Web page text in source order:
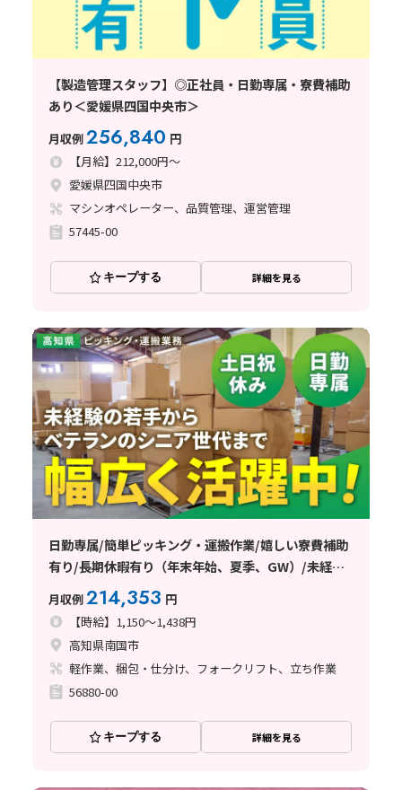
【製造管理スタッフ】◎正社員・日勤専属・寮費補助
あり＜愛媛県四国中央市＞
月収例256,840 円
【月給】212,000円～
愛媛県四国中央市
マシンオペレーター、品質管理、運営管理
57445-00
キープする 詳細を見る
日勤専属/簡単ピッキング・運搬作業/嬉しい寮費補助
有り/長期休暇有り（年末年始、夏季、GW）/未経験
の若手からベテランのシニア世代まで幅広く活躍中◎
月収例214,353 円
【時給】1,150～1,438円
高知県南国市
軽作業、梱包・仕分け、フォークリフト、立ち作業
56880-00
キープする 詳細を見る